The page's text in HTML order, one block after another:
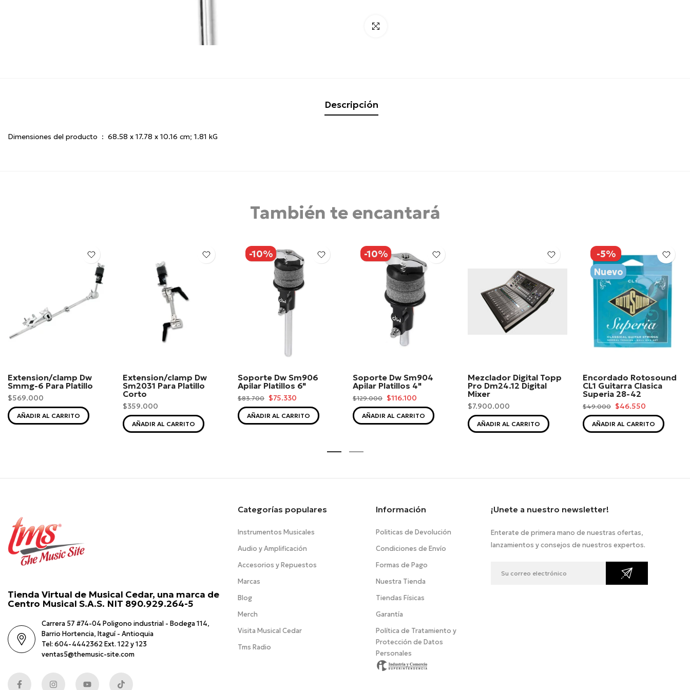
Click para alargar
Descripción
Dimensiones del producto ‏ : ‎ 68.58 x 17.78 x 10.16 cm; 1.81 kG
También te encantará
Extension/clamp Dw
Smmg-6 Para Platillo
$569.000
AÑADIR AL CARRITO
Extension/clamp Dw
Sm2031 Para Platillo
Corto
$359.000
AÑADIR AL CARRITO
-10%
Soporte Dw Sm906
Apilar Platillos 6"
$83.700 $75.330
AÑADIR AL CARRITO
-10%
Soporte Dw Sm904
Apilar Platillos 4"
$129.000 $116.100
AÑADIR AL CARRITO
Mezclador Digital Topp
Pro Dm24.12 Digital
Mixer
$7.900.000
AÑADIR AL CARRITO
-5%
Nuevo
Encordado Rotosound
CL1 Guitarra Clasica
Superia 28-42
$49.000 $46.550
AÑADIR AL CARRITO
Tienda Virtual de Musical Cedar, una marca de
Centro Musical S.A.S. NIT 890.929.264-5
Carrera 57 #74-04 Poligono industrial - Bodega 114,
Barrio Hortencia, Itaguí - Antioquia
Tel: 604-4442362 Ext. 122 y 123
ventas5@themusic-site.com
Categorías populares
Instrumentos Musicales
Audio y Amplificación
Accesorios y Repuestos
Marcas
Blog
Merch
Visita Musical Cedar
Tms Radio
Información
Politicas de Devolución
Condiciones de Envío
Formas de Pago
Nuestra Tienda
Tiendas Físicas
Garantía
Política de Tratamiento y
Protección de Datos
Personales
¡Unete a nuestro newsletter!
Enterate de primera mano de nuestras ofertas,
lanzamientos y consejos de nuestros expertos.